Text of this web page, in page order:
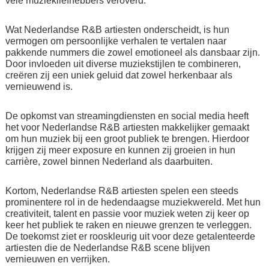
Wat Nederlandse R&B artiesten onderscheidt, is hun
vermogen om persoonlijke verhalen te vertalen naar
pakkende nummers die zowel emotioneel als dansbaar zijn.
Door invloeden uit diverse muziekstijlen te combineren,
creëren zij een uniek geluid dat zowel herkenbaar als
vernieuwend is.
De opkomst van streamingdiensten en social media heeft
het voor Nederlandse R&B artiesten makkelijker gemaakt
om hun muziek bij een groot publiek te brengen. Hierdoor
krijgen zij meer exposure en kunnen zij groeien in hun
carrière, zowel binnen Nederland als daarbuiten.
Kortom, Nederlandse R&B artiesten spelen een steeds
prominentere rol in de hedendaagse muziekwereld. Met hun
creativiteit, talent en passie voor muziek weten zij keer op
keer het publiek te raken en nieuwe grenzen te verleggen.
De toekomst ziet er rooskleurig uit voor deze getalenteerde
artiesten die de Nederlandse R&B scene blijven
vernieuwen en verrijken.